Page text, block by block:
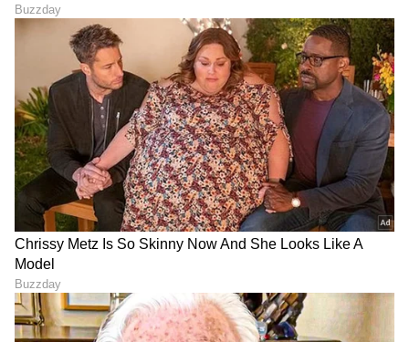
ಗ್ಯಾರಂಟಿ ಯೋಜನೆಗಳ ಅನುಷ್ಠಾನದ ಮೂಲಕ ಜನತೆಗೆ
ಸಾಮಾಜಿಕ ಭದ್ರತೆಯನ್ನು ಒದಗಿಸಿದ್ದೇವೆ. ಹಸಿವುಮುಕ್ತ
ಕರ್ನಾಟಕ ನಿರ್ಮಾಣಗೊಳ್ಳುತ್ತಿದೆ, ಅಪೌಷ್ಠಿಕತೆಯಿಂದ
ನರಳುತ್ತಿರುವ ಮಕ್ಕಳ ಸಂಖ್ಯೆ ಗಣನೀಯವಾಗಿ ಇಳಿದಿದೆ,
ಆರೋಗ್ಯ ಸೇವೆ ಪರಿಣಾಮಕಾರಿಯಾಗಿ ಅನುಷ್ಠಾನಗೊಳ್ಳುತ್ತಿದೆ.
ಅತಿವೃಷ್ಟಿ-ಅನಾವೃಷ್ಟಿಗಳು ಎದುರಾದರೂ ಸಮರ್ಥವಾಗಿ
ಎದುರಿಸಿದ್ದೇವೆ, ನೀರಾವರಿ ಯೋಜನೆಗಳ ತ್ವರಿತ ಅನುಷ್ಠಾನ
ಮತ್ತು ಬೆಳೆದ ಬೆಳೆಗೆ ವೈಜ್ಞಾನಿಕವಾದ ಬೆಲೆ ನಿಗದಿಯಿಂದಾಗಿ
ಸರ್ಕಾರದ ಬಗ್ಗೆ ರೈತರಲ್ಲಿ ಭರವಸೆ ಮೂಡಿದೆ. ನೀರಿನ ಹಕ್ಕಿನ
ರಕ್ಷಣೆಗಾಗಿ ಸರ್ಕಾರ ನಡೆಸುತ್ತಿರುವ ಪ್ರಯತ್ನ ಅವರಿಗೆ
ಸಮಾಧಾನ ತಂದಿದೆ. ನೆಲ-ಜಲ-ಭಾಷೆಯ ರಕ್ಷಣೆಯ
ವಿಚಾರದಲ್ಲಿ ರಾಜಿ ಇಲ್ಲದ ನಮ್ಮ ನಿಲುವು ಕನ್ನಡಿಗರ ಮನ
ಗೆದ್ದಿದೆ.